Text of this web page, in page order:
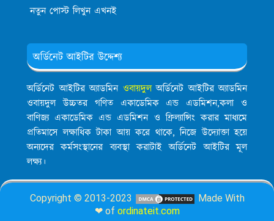
নতুন পোস্ট লিখুন এখনই
অর্ডিনেট আইটির উদ্দেশ্য
অর্ডিনেট আইটির অ্যাডমিন ওবায়দুলঅর্ডিনেট আইটির অ্যাডমিন
ওবায়দুল উচ্চতর গণিত একাডেমিক এন্ড এডমিশন,কলা ও
বাণিজ্য একাডেমিক এন্ড এডমিশন ও ফ্রিল্যান্সিং করার মাধ্যমে
প্রতিমাসে লক্ষাধিক টাকা আয় করে থাকে, নিজে উদ্যোক্তা হয়ে
অন্যদের কর্মসংস্থানের ব্যবস্থা করাটাই অর্ডিনেট আইটির মূল
লক্ষ্য।
Copyright © 2013-2023
Made With
❤ of ordinateit.com